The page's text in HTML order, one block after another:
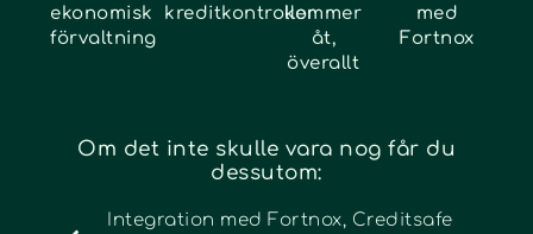
ekonomisk
förvaltning
kreditkontrollerkommer
åt,
överallt
med
Fortnox
Om det inte skulle vara nog får du
dessutom:
Integration med Fortnox, Creditsafe